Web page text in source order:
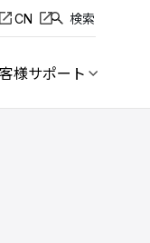
CN 検索
様サポート